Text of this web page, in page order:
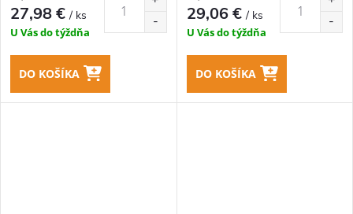
27,98 €/ ks
U Vás do týždňa
DO KOŠÍKA
29,06 €/ ks
U Vás do týždňa
DO KOŠÍKA